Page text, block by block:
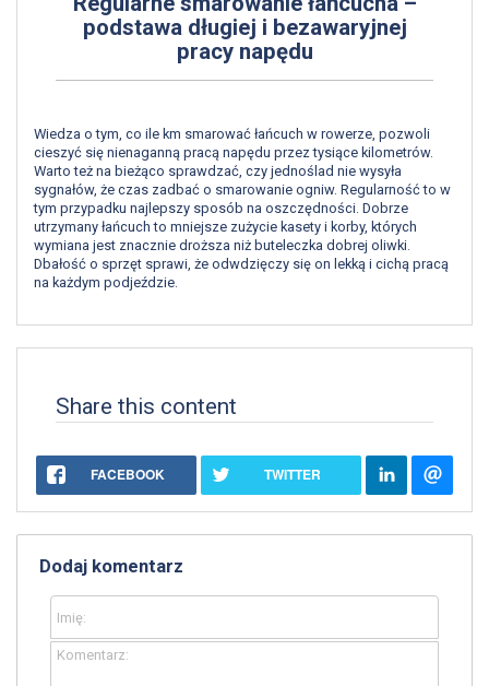
podstawa długiej i bezawaryjnej
pracy napędu
Wiedza o tym, co ile km smarować łańcuch w rowerze, pozwoli
cieszyć się nienaganną pracą napędu przez tysiące kilometrów.
Warto też na bieżąco sprawdzać, czy jednoślad nie wysyła
sygnałów, że czas zadbać o smarowanie ogniw. Regularność to w
tym przypadku najlepszy sposób na oszczędności. Dobrze
utrzymany łańcuch to mniejsze zużycie kasety i korby, których
wymiana jest znacznie droższa niż buteleczka dobrej oliwki.
Dbałość o sprzęt sprawi, że odwdzięczy się on lekką i cichą pracą
na każdym podjeździe.
Share this content
FACEBOOK TWITTER
Dodaj komentarz